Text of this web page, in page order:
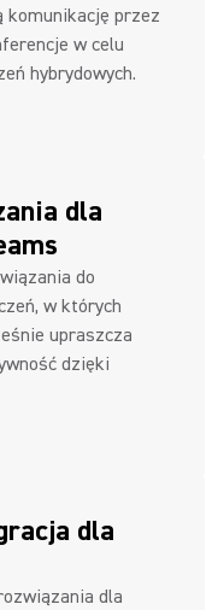
komunikację przez
w celu
hybrydowych.
dla
do
w których
upraszcza
dzięki
dla
dla